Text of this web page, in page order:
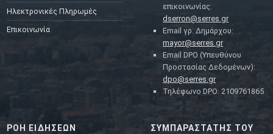
Ηλεκτρονικές Πληρωμές
Επικοινωνία
επικοινωνίας:
dserron@serres.gr
Email γρ. Δημάρχου:
mayor@serres.gr
Email DPO (Υπευθύνου
Προστασίας Δεδομένων):
dpo@serres.gr
Τηλέφωνο DPO: 2109761865
ΡΟΗ ΕΙΔΗΣΕΩΝ
ΣΥΜΠΑΡΑΣΤΑΤΗΣ ΤΟΥ